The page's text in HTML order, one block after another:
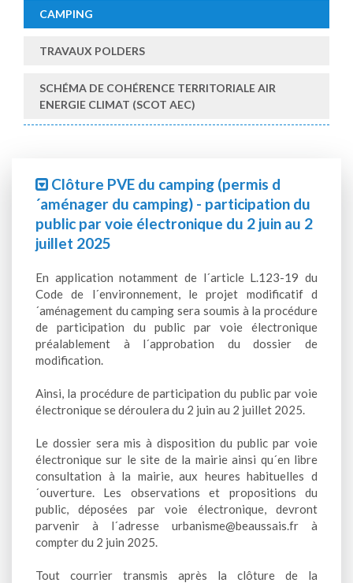
CAMPING
TRAVAUX POLDERS
SCHÉMA DE COHÉRENCE TERRITORIALE AIR
ENERGIE CLIMAT (SCOT AEC)
Clôture PVE du camping (permis d
´aménager du camping) - participation du
public par voie électronique du 2 juin au 2
juillet 2025
En application notamment de l´article L.123-19 du
Code de l´environnement, le projet modificatif d
´aménagement du camping sera soumis à la procédure
de participation du public par voie électronique
préalablement à l´approbation du dossier de
modification.
Ainsi, la procédure de participation du public par voie
électronique se déroulera du 2 juin au 2 juillet 2025.
Le dossier sera mis à disposition du public par voie
électronique sur le site de la mairie ainsi qu´en libre
consultation à la mairie, aux heures habituelles d
´ouverture. Les observations et propositions du
public, déposées par voie électronique, devront
parvenir à l´adresse urbanisme@beaussais.fr à
compter du 2 juin 2025.
Tout courrier transmis après la clôture de la